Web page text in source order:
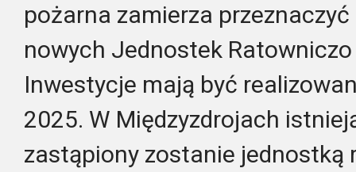
pożarna zamierza
nowych Jednostek
Inwestycje mają być
2025. W Międzyzdrojach
zastąpiony zostanie jednostką